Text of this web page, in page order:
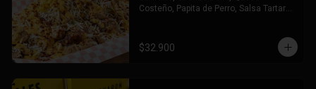
Costeño, Papita de Perro, Salsa Tartara
$32.900